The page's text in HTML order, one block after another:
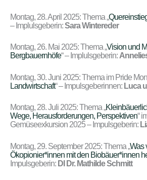
Montag, 28. April 2025: Thema „
– Implulsgeberin:Sara Wintereder
Montag, 26. Mai 2025: Thema „Vision und
Bergbauernhöfe“ – Implulsgeberin:
Montag, 30. Juni 2025: Thema im Pride
Landwirtschaft“ – Impulsgeberinnen: Luca
Montag, 28. Juli 2025: Thema „
Wege, Herausforderungen, Perspektiven“
Gemüseexkursion 2025 – Impulsgeberin:
Montag, 29. September 2025: Thema „Was
Ökopionier*innen mit den Biobäuer*innen
Impulsgeberin: DI Dr. Mathilde Schmitt